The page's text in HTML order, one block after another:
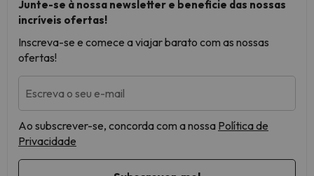
Junte-se à nossa newsletter e beneficie das nossas
incríveis ofertas!
Inscreva-se e comece a viajar barato com as nossas
ofertas!
Escreva o seu e-mail
Ao subscrever-se, concorda com a nossa Política de
Privacidade